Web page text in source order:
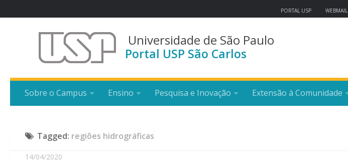
PORTAL USP WEBMAIL
Universidade de São Paulo
Portal USP São Carlos
Sobre o Campus Ensino Pesquisa e Inovação Extensão à Comunidade
Tagged: regiões hidrográficas
14/04/2020